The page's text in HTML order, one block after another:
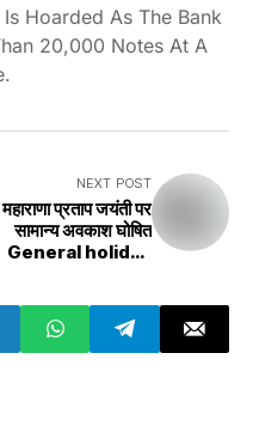
Hoarded As The Bank
20,000 Notes At A
NEXT POST
महाराणा प्रताप जयंती पर
सामान्य अवकाश घोषित
General holiday
Jayanti